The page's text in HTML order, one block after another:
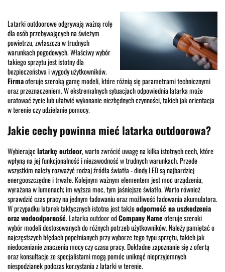
Latarki outdoorowe odgrywają ważną rolę
dla osób przebywających na świeżym
powietrzu, zwłaszcza w trudnych
warunkach pogodowych. Właściwy wybór
takiego sprzętu jest istotny dla
bezpieczeństwa i wygody użytkowników.
Firmaoferuje szeroką gamę modeli, które różnią się parametrami technicznymi
oraz przeznaczeniem. W ekstremalnych sytuacjach odpowiednia latarka może
uratować życie lub ułatwić wykonanie niezbędnych czynności, takich jak orientacja
w terenie czy udzielanie pomocy.
Jakie cechy powinna mieć latarka outdoorowa?
Wybierająclatarkę outdoor, warto zwrócić uwagę na kilka istotnych cech, które
wpłyną na jej funkcjonalność i niezawodność w trudnych warunkach. Przede
wszystkim należy rozważyć rodzaj źródła światła - diody LED są najbardziej
energooszczędne i trwałe. Kolejnym ważnym elementem jest moc urządzenia,
wyrażana w lumenach; im wyższa moc, tym jaśniejsze światło. Warto również
sprawdzić czas pracy na jednym ładowaniu oraz możliwość ładowania akumulatora.
W przypadku latarek taktycznych istotna jest takżeodporność na uszkodzenia
oraz wodoodporność.Latarka outdoorodCompany Nameoferuje szeroki
wybór modeli dostosowanych do różnych potrzeb użytkowników. Należy pamiętać o
najczęstszych błędach popełnianych przy wyborze tego typu sprzętu, takich jak
niedocenianie znaczenia mocy czy czasu pracy. Dokładne zapoznanie się z ofertą
oraz konsultacje ze specjalistami mogą pomóc uniknąć nieprzyjemnych
niespodzianek podczas korzystania z latarki w terenie.